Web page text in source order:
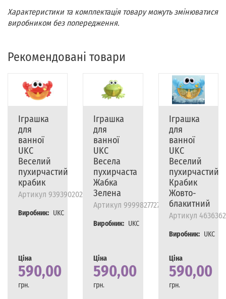
Характеристики та комплектація товару можуть змінюватися
виробником без попередження.
Рекомендовані товари
Іграшка
для
ванної
UKC
Веселий
пухирчастий
крабик
Артикул 93939020203
Виробник: UKC
Ціна
590,00
грн.
Іграшка
для
ванної
UKC
Весела
пухирчаста
Жабка
Зелена
Артикул 9999827727
Виробник: UKC
Ціна
590,00
грн.
Іграшка
для
ванної
UKC
Веселий
пухирчастий
Крабик
Жовто-
блакитний
Артикул
Виробник: UKC
Ціна
590,00
грн.